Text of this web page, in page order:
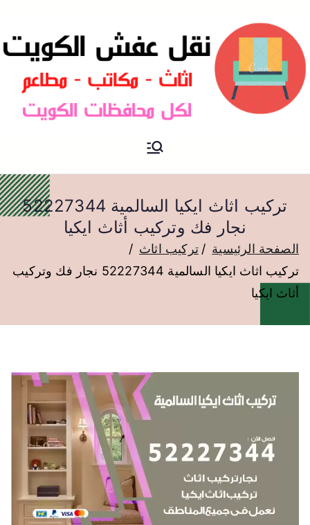
نقل عفش الكويت
تركيب اثاث ايكيا السالمية 52227344
نجار فك وتركيب أثاث ايكيا
الصفحة الرئيسية
تركيب اثاث
تركيب اثاث ايكيا السالمية 52227344 نجار فك وتركيب
أثاث ايكيا